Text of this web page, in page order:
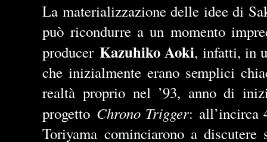
La materializzazione delle idee di
può ricondurre a un momento
producer Kazuhiko Aoki, infatti, in
che inizialmente erano semplici
realtà proprio nel ’93, anno di
progetto Chrono Trigger: all’incirca
Toriyama cominciarono a